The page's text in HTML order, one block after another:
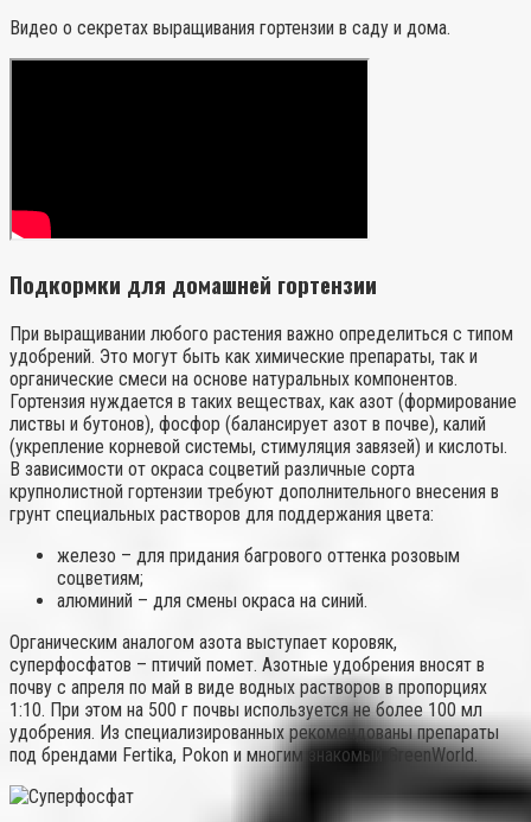
Видео о секретах выращивания гортензии в саду и дома.
Подкормки для домашней гортензии
При выращивании любого растения важно определиться с типом
удобрений. Это могут быть как химические препараты, так и
органические смеси на основе натуральных компонентов.
Гортензия нуждается в таких веществах, как азот (формирование
листвы и бутонов), фосфор (балансирует азот в почве), калий
(укрепление корневой системы, стимуляция завязей) и кислоты.
В зависимости от окраса соцветий различные сорта
крупнолистной гортензии требуют дополнительного внесения в
грунт специальных растворов для поддержания цвета:
железо – для придания багрового оттенка розовым
соцветиям;
алюминий – для смены окраса на синий.
Органическим аналогом азота выступает коровяк,
суперфосфатов – птичий помет. Азотные удобрения вносят в
почву с апреля по май в виде водных растворов в пропорциях
1:10. При этом на 500 г почвы используется не более 100 мл
удобрения. Из специализированных рекомендованы препараты
под брендами Fertika, Pokon и многим знакомый GreenWorld.